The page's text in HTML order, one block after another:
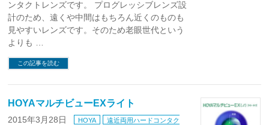
ンタクトレンズです。 プログレッシブレンズ設
計のため、遠くや中間はもちろん近くのものも
見やすいレンズです。そのため老眼世代という
よりも …
この記事を読む
HOYAマルチビューEXライト
2015年3月28日 HOYA
遠近両用ハードコンタク